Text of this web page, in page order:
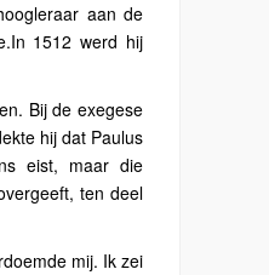
aan de
1512 werd hij
Bij de exegese
hij dat Paulus
eist, maar die
ten deel
mij. Ik zei